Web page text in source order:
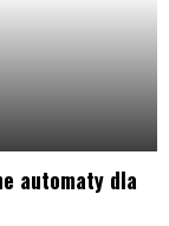
automaty dla